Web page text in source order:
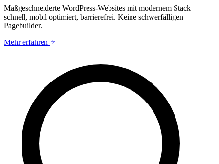
Maßgeschneiderte WordPress-Websites mit modernem Stack —
schnell, mobil optimiert, barrierefrei. Keine schwerfälligen
Pagebuilder.
Mehr erfahren